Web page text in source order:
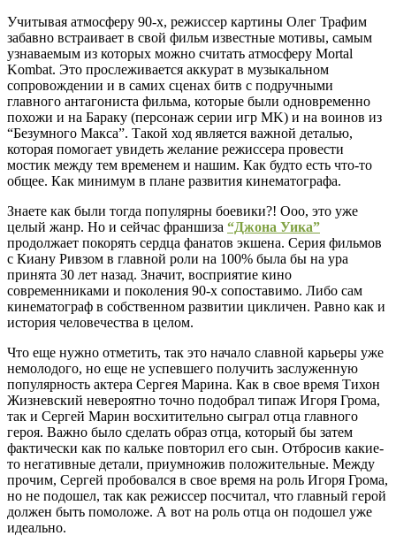
Учитывая атмосферу 90-х, режиссер картины Олег Трафим
забавно встраивает в свой фильм известные мотивы, самым
узнаваемым из которых можно считать атмосферу Mortal
Kombat. Это прослеживается аккурат в музыкальном
сопровождении и в самих сценах битв с подручными
главного антагониста фильма, которые были одновременно
похожи и на Бараку (персонаж серии игр MK) и на воинов из
“Безумного Макса”. Такой ход является важной деталью,
которая помогает увидеть желание режиссера провести
мостик между тем временем и нашим. Как будто есть что-то
общее. Как минимум в плане развития кинематографа.
Знаете как были тогда популярны боевики?! Ооо, это уже
целый жанр. Но и сейчас франшиза “Джона Уика”
продолжает покорять сердца фанатов экшена. Серия фильмов
с Киану Ривзом в главной роли на 100% была бы на ура
принята 30 лет назад. Значит, восприятие кино
современниками и поколения 90-х сопоставимо. Либо сам
кинематограф в собственном развитии цикличен. Равно как и
история человечества в целом.
Что еще нужно отметить, так это начало славной карьеры уже
немолодого, но еще не успевшего получить заслуженную
популярность актера Сергея Марина. Как в свое время Тихон
Жизневский невероятно точно подобрал типаж Игоря Грома,
так и Сергей Марин восхитительно сыграл отца главного
героя. Важно было сделать образ отца, который бы затем
фактически как по кальке повторил его сын. Отбросив какие-
то негативные детали, приумножив положительные. Между
прочим, Сергей пробовался в свое время на роль Игоря Грома,
но не подошел, так как режиссер посчитал, что главный герой
должен быть помоложе. А вот на роль отца он подошел уже
идеально.